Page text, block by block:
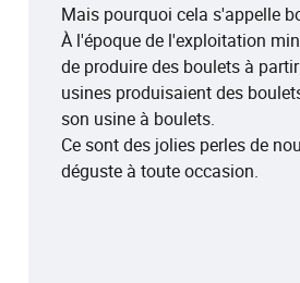
Mais pourquoi cela s'appelle
À l'époque de l'exploitation
de produire des boulets à
usines produisaient des
son usine à boulets.
Ce sont des jolies perles de
déguste à toute occasion.